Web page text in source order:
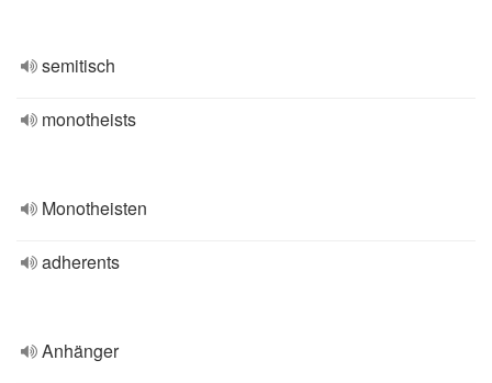
semitisch
monotheists
Monotheisten
adherents
Anhänger